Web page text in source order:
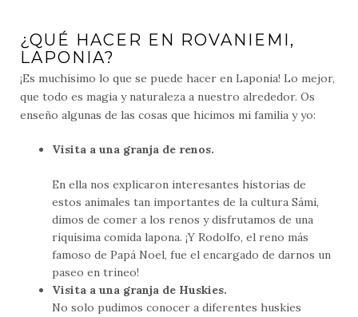
¿QUÉ HACER EN ROVANIEMI,
LAPONIA?
¡Es muchísimo lo que se puede hacer en Laponia! Lo mejor,
que todo es magia y naturaleza a nuestro alrededor. Os
enseño algunas de las cosas que hicimos mi familia y yo:
Visita a una granja de renos.
En ella nos explicaron interesantes historias de
estos animales tan importantes de la cultura Sámi,
dimos de comer a los renos y disfrutamos de una
riquísima comida lapona. ¡Y Rodolfo, el reno más
famoso de Papá Noel, fue el encargado de darnos un
paseo en trineo!
Visita a una granja de Huskies.
No solo pudimos conocer a diferentes huskies